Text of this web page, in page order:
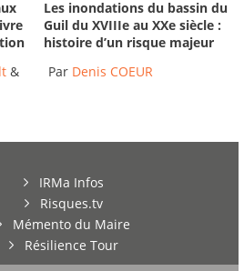
&
Les inondations du bassin du
Guil du XVIIIe au XXe siècle :
histoire d’un risque majeur
Par Denis COEUR
IRMa Infos
Risques.tv
Mémento du Maire
Résilience Tour